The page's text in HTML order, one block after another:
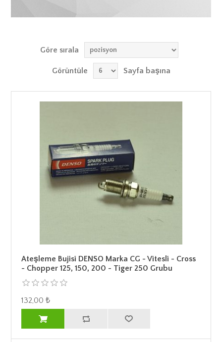
Göre sırala
Görüntüle Sayfa başına
Ateşleme Bujisi DENSO Marka CG - Vitesli - Cross
- Chopper 125, 150, 200 - Tiger 250 Grubu
132,00 ₺